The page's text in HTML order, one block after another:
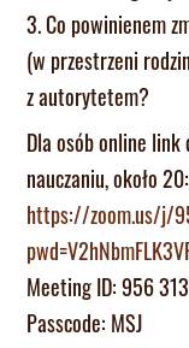
3. Co powinienem
(w przestrzeni
z autorytetem?
Dla osób online link
nauczaniu, około
https://zoom.us/j/
Meeting ID: 956
Passcode: MSJ